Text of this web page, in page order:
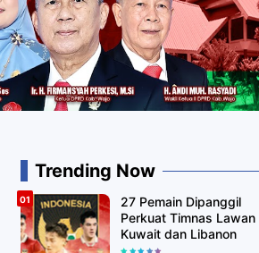
Trending Now
27 Pemain Dipanggil
Perkuat Timnas Lawan
Kuwait dan Libanon